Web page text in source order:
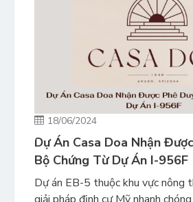
18/06/2024
Dự Án Casa Doa Nhận
Bộ Chứng Từ Dự Án I-956F
Dự án EB-5 thuộc khu vực nông